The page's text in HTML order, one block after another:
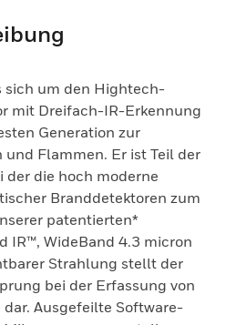
sich um den Hightech-
mit Dreifach-IR-Erkennung
Generation zur
Flammen. Er ist Teil der
der die hoch moderne
Branddetektoren zum
patentierten*
IR™, WideBand 4.3 micron
Strahlung stellt der
bei der Erfassung von
Ausgefeilte Software-